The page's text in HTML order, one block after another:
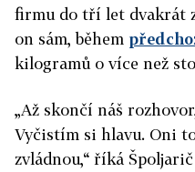
firmu do tří let dvakrát
on sám, během
kilogramů o více než
„Až skončí náš
Vyčistím si hlavu. Oni
zvládnou,“ říká